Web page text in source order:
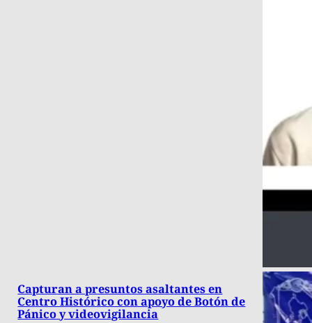
Capturan a presuntos asaltantes en
Centro Histórico con apoyo de Botón de
Pánico y videovigilancia